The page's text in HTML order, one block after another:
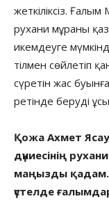
жеткіліксіз.
рухани мұраны
икемдеуге
тілмен сөйлетіп
сүретін жас
ретінде беруді
Қожа Ахмет
дүниесінің
маңызды қадам.
үстелде